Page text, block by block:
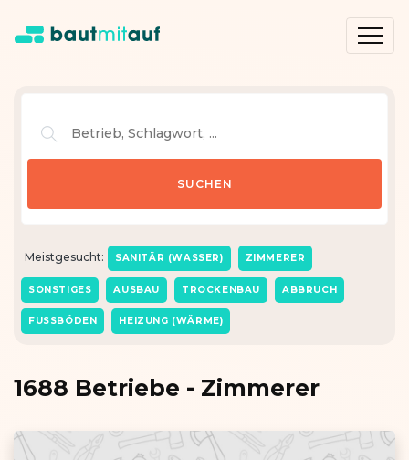
Meistgesucht: SANITÄR (WASSER) ZIMMERER
SONSTIGES AUSBAU TROCKENBAU ABBRUCH
FUSSBÖDEN HEIZUNG (WÄRME)
1688 Betriebe - Zimmerer